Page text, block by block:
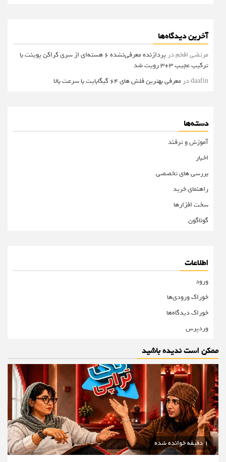
آخرین دیدگاه‌ها
مرتضی افخمدر
پردازنده معرفی‌نشده 6 هسته‌ای از سری کراکن پوینت با
ترکیب عجیب 3+3 رویت شد
daafinدرمعرفی بهترین فلش های 64 گیگابایت با سرعت بالا
دسته‌ها
آموزش و ترفند
اخبار
بررسی های تخصصی
راهنمای خرید
سخت افزارها
گوناگون
اطلاعات
ورود
خوراک ورودی‌ها
خوراک دیدگاه‌ها
وردپرس
ممکن است ندیده باشید
1 دقیقه خوانده شده